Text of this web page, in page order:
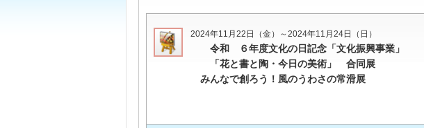
2024年11月22日（金）～2024年11月24日（日）
令和 ６年度文化の日記念「文化振興事業」
「花と書と陶・今日の美術」 合同展
みんなで創ろう！風のうわさの常滑展